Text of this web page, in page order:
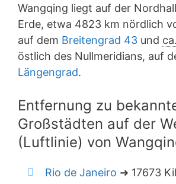
Wangqing liegt auf der
Erde, etwa 4823 km nördlich
auf dem Breitengrad 43 und ca.
östlich des Nullmeridians, auf
Längengrad.
Entfernung zu
Großstädten auf der
(Luftlinie) von
Rio de Janeiro ➜ 17673